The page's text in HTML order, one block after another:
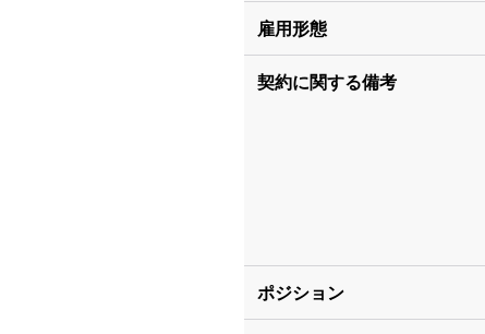
雇用形態
契約に関する備考
ポジション